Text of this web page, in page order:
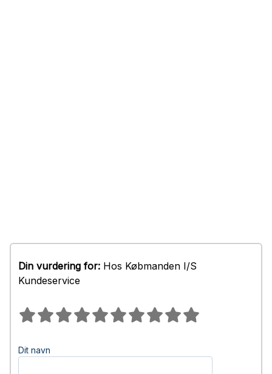
Din vurdering for: Hos Købmanden I/S
Kundeservice
Dit navn